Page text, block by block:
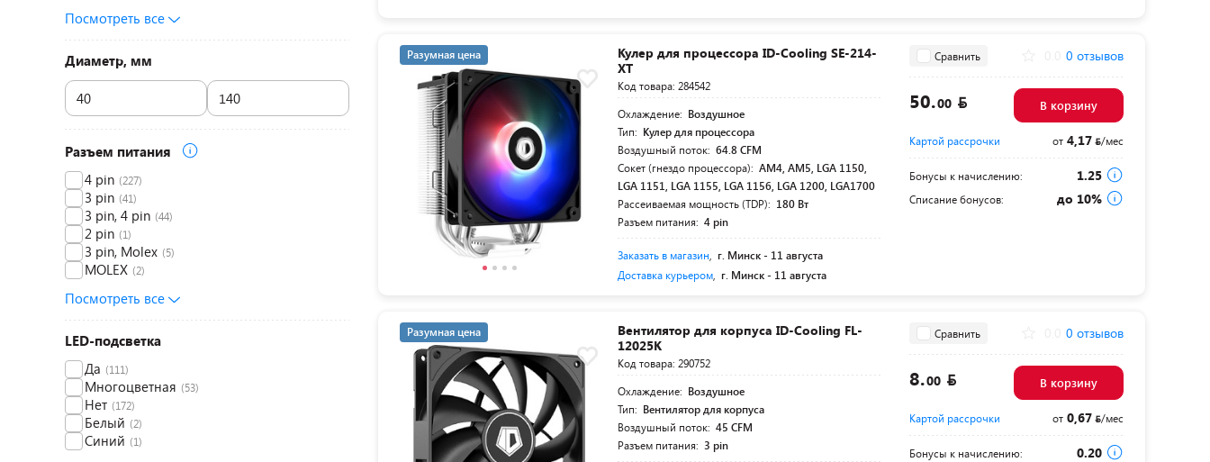
Посмотреть все
Диаметр, мм
Разъем питания
4 pin (227)
3 pin (41)
3 pin, 4 pin (44)
2 pin (1)
3 pin, Molex (5)
MOLEX (2)
Посмотреть все
LED-подсветка
Да (111)
Многоцветная (53)
Нет (172)
Белый (2)
Синий (1)
Разумная цена
Кулер для процессора ID-Cooling SE-214-
XT
Код товара: 284542
Охлаждение: Воздушное
Тип: Кулер для процессора
Воздушный поток: 64.8 CFM
Сокет (гнездо процессора): AM4, AM5, LGA 1150,
LGA 1151, LGA 1155, LGA 1156, LGA 1200, LGA1700
Рассеиваемая мощность (TDP): 180 Вт
Разъем питания: 4 pin
Заказать в магазин г. Минск - 11 августа
Доставка курьером г. Минск - 11 августа
Сравнить 0 отзывов
50.00 В корзину
Картой рассрочки от4,17 /мес
Бонусы к начислению: 1.25
Списание бонусов: до 10%
Разумная цена
Вентилятор для корпуса ID-Cooling FL-
12025K
Код товара: 290752
Охлаждение: Воздушное
Тип: Вентилятор для корпуса
Воздушный поток: 45 CFM
Разъем питания: 3 pin
Сравнить 0 отзывов
8.00 В корзину
Картой рассрочки от0,67 /мес
Бонусы к начислению: 0.20